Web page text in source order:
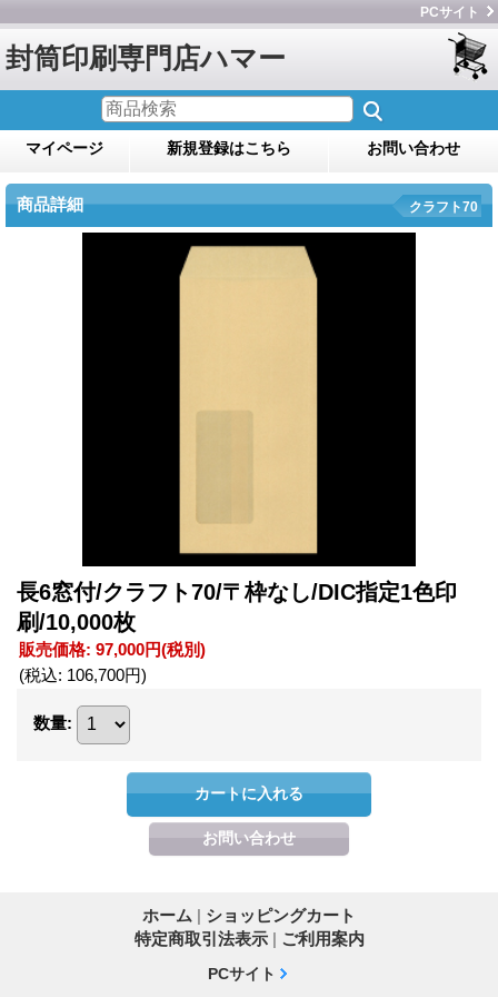
PCサイト
封筒印刷専門店ハマー
マイページ 新規登録はこちら お問い合わせ
商品詳細 クラフト70
長6窓付/クラフト70/〒枠なし/DIC指定1色印
刷/10,000枚
販売価格: 97,000円(税別)
(税込: 106,700円)
数量:
ホーム | ショッピングカート
特定商取引法表示 | ご利用案内
PCサイト